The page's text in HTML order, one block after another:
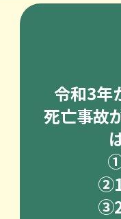
令和3年
死亡事故